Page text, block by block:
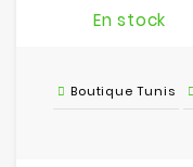
En stock
Boutique Tunis